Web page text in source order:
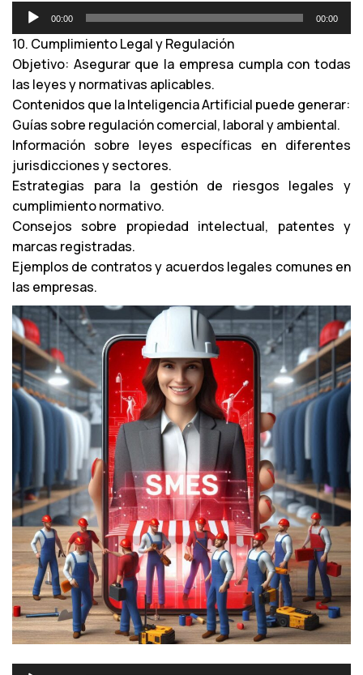
e
p
r
o
d
u
c
t
o
r
d
e
a
u
d
i
00:00 00:00
10. Cumplimiento Legal y Regulación
Objetivo: Asegurar que la empresa cumpla con todas
las leyes y normativas aplicables.
Contenidos que la Inteligencia Artificial puede generar:
Guías sobre regulación comercial, laboral y ambiental.
Información sobre leyes específicas en diferentes
jurisdicciones y sectores.
Estrategias para la gestión de riesgos legales y
cumplimiento normativo.
Consejos sobre propiedad intelectual, patentes y
marcas registradas.
Ejemplos de contratos y acuerdos legales comunes en
las empresas.